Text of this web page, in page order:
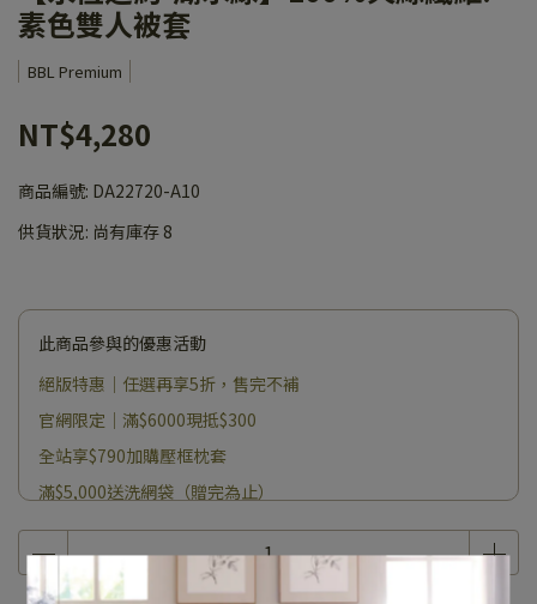
素色雙人被套
BBL Premium
NT$4,280
商品編號: DA22720-A10
供貨狀況: 尚有庫存 8
此商品參與的優惠活動
絕版特惠｜任選再享5折，售完不補
官網限定｜滿$6000現抵$300
全站享$790加購壓框枕套
滿$5,000送洗網袋（贈完為止）